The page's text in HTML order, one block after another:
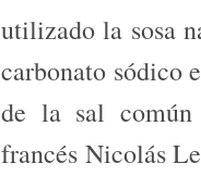
utilizado la sosa
carbonato sódico
de la sal
francés Nicolás